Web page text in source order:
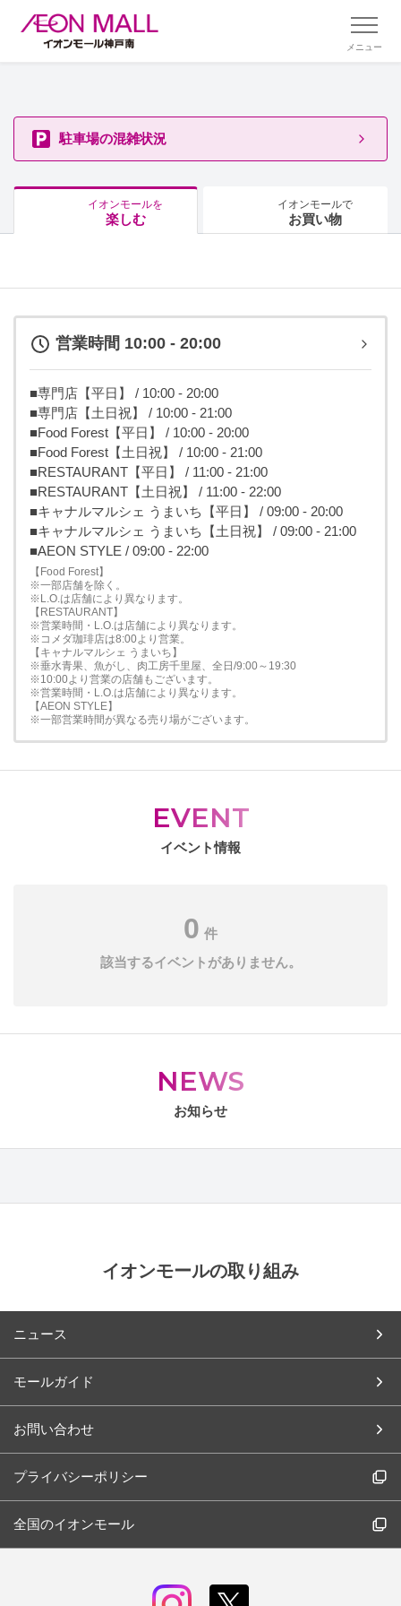
メニュー
駐車場の混雑状況
イオンモールを
楽しむ
イオンモールで
お買い物
営業時間 10:00 - 20:00
■専門店【平日】 / 10:00 - 20:00
■専門店【土日祝】 / 10:00 - 21:00
■Food Forest【平日】 / 10:00 - 20:00
■Food Forest【土日祝】 / 10:00 - 21:00
■RESTAURANT【平日】 / 11:00 - 21:00
■RESTAURANT【土日祝】 / 11:00 - 22:00
■キャナルマルシェ うまいち【平日】 / 09:00 - 20:00
■キャナルマルシェ うまいち【土日祝】 / 09:00 - 21:00
■AEON STYLE / 09:00 - 22:00
【Food Forest】
※一部店舗を除く。
※L.O.は店舗により異なります。
【RESTAURANT】
※営業時間・L.O.は店舗により異なります。
※コメダ珈琲店は8:00より営業。
【キャナルマルシェ うまいち】
※垂水青果、魚がし、肉工房千里屋、全日/9:00～19:30
※10:00より営業の店舗もございます。
※営業時間・L.O.は店舗により異なります。
【AEON STYLE】
※一部営業時間が異なる売り場がございます。
EVENT
イベント情報
0 件
該当するイベントがありません。
NEWS
お知らせ
イオンモールの取り組み
ニュース
モールガイド
お問い合わせ
プライバシーポリシー
全国のイオンモール